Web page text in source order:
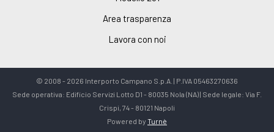
Area trasparenza
Lavora con noi
© 2008 - 2026 Interporto Campano S.p.A. | P.IVA 05463270636
Sede operativa: Edificio Servizi Lotto D1 - 80035 Nola (NA) | Sede legale: Via F.
Crispi, 74 - 80121 Napoli
Powered by Turnè